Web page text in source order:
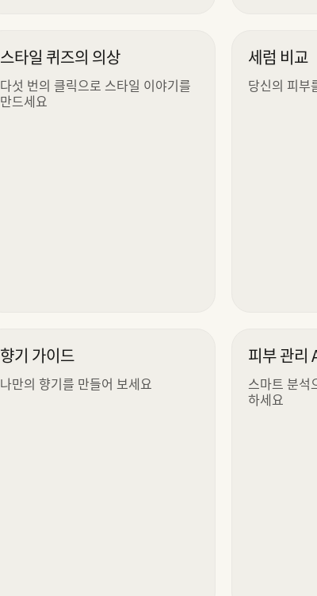
스타일 퀴즈의 의상
다섯 번의 클릭으로 스타일 이야기를
만드세요
세럼 비교
당신의 피부
향기 가이드
나만의 향기를 만들어 보세요
피부 관리
스마트 분석
하세요